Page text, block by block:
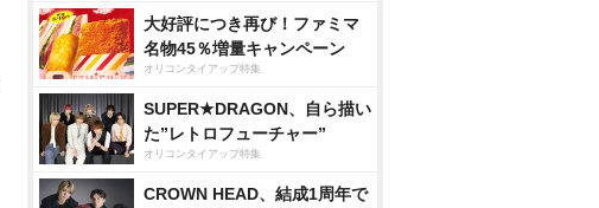
大好評につき再び！ファミマ
名物45％増量キャンペーン
オリコンタイアップ特集
SUPER★DRAGON、自ら描い
た”レトロフューチャー”
オリコンタイアップ特集
CROWN HEAD、結成1周年で